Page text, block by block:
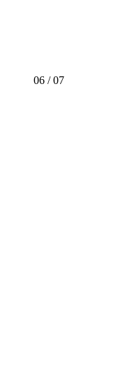
06 / 07